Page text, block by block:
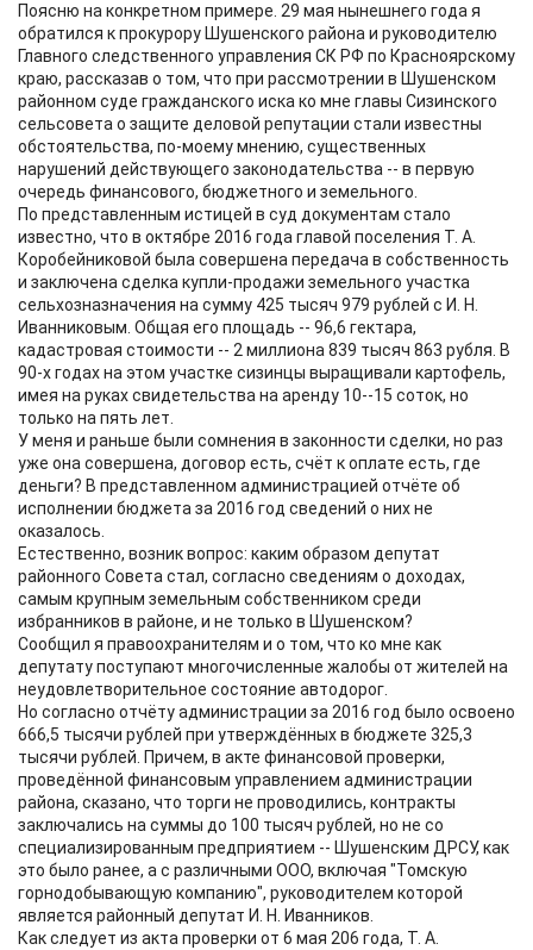
Поясню на конкретном примере. 29 мая нынешнего года я
обратился к прокурору Шушенского района и руководителю
Главного следственного управления СК РФ по Красноярскому
краю, рассказав о том, что при рассмотрении в Шушенском
районном суде гражданского иска ко мне главы Сизинского
сельсовета о защите деловой репутации стали известны
обстоятельства, по-моему мнению, существенных
нарушений действующего законодательства -- в первую
очередь финансового, бюджетного и земельного.
По представленным истицей в суд документам стало
известно, что в октябре 2016 года главой поселения Т. А.
Коробейниковой была совершена передача в собственность
и заключена сделка купли-продажи земельного участка
сельхозназначения на сумму 425 тысяч 979 рублей с И. Н.
Иванниковым. Общая его площадь -- 96,6 гектара,
кадастровая стоимости -- 2 миллиона 839 тысяч 863 рубля. В
90-х годах на этом участке сизинцы выращивали картофель,
имея на руках свидетельства на аренду 10--15 соток, но
только на пять лет.
У меня и раньше были сомнения в законности сделки, но раз
уже она совершена, договор есть, счёт к оплате есть, где
деньги? В представленном администрацией отчёте об
исполнении бюджета за 2016 год сведений о них не
оказалось.
Естественно, возник вопрос: каким образом депутат
районного Совета стал, согласно сведениям о доходах,
самым крупным земельным собственником среди
избранников в районе, и не только в Шушенском?
Сообщил я правоохранителям и о том, что ко мне как
депутату поступают многочисленные жалобы от жителей на
неудовлетворительное состояние автодорог.
Но согласно отчёту администрации за 2016 год было освоено
666,5 тысячи рублей при утверждённых в бюджете 325,3
тысячи рублей. Причем, в акте финансовой проверки,
проведённой финансовым управлением администрации
района, сказано, что торги не проводились, контракты
заключались на суммы до 100 тысяч рублей, но не со
специализированным предприятием -- Шушенским ДРСУ, как
это было ранее, а с различными ООО, включая "Томскую
горнодобывающую компанию", руководителем которой
является районный депутат И. Н. Иванников.
Как следует из акта проверки от 6 мая 206 года, Т. А.